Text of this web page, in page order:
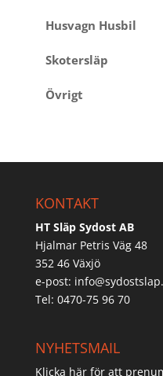
Husvagn Husbil
Skotersläp
Övrigt
KONTAKT
HT Släp Sydost AB
Hjalmar Petris Väg 48
352 46 Växjö
e-post:
Tel: 0470-75 96 70
NYHETSMAIL
Klicka här för att